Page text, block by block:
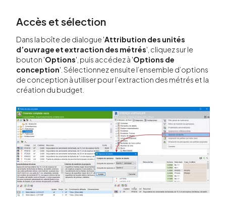
Accès et sélection
Dans la boîte de dialogue 'Attribution des unités
d’ouvrage et extraction des métrés', cliquez sur le
bouton 'Options', puis accédez à 'Options de
conception'. Sélectionnez ensuite l’ensemble d’options
de conception à utiliser pour l’extraction des métrés et la
création du budget.